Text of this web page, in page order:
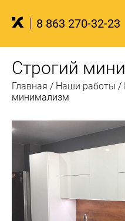
8 863 270-32-23
Строгий
Главная / Наши работы /
минимализм